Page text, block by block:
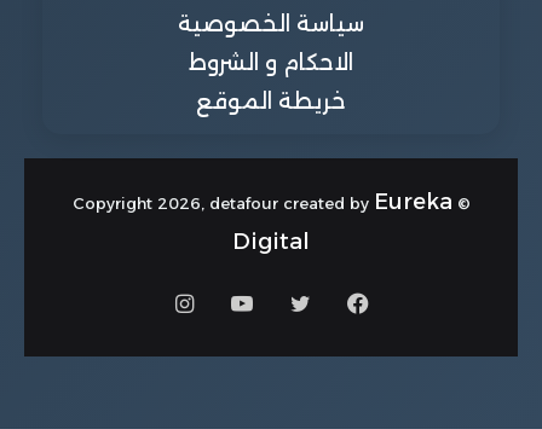
سياسة الخصوصية
الاحكام و الشروط
خريطة الموقع
© Copyright 2026, detafour created by
Eureka
Digital
فيسبوكتويتر يوتيوبانستقرام